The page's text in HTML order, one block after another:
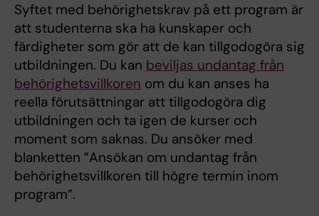
Syftet med behörighetskrav på ett program är
att studenterna ska ha kunskaper och
färdigheter som gör att de kan tillgodogöra sig
utbildningen. Du kan beviljas undantag från
behörighetsvillkoren om du kan anses ha
reella förutsättningar att tillgodogöra dig
utbildningen och ta igen de kurser och
moment som saknas. Du ansöker med
blanketten ”Ansökan om undantag från
behörighetsvillkoren till högre termin inom
program”.